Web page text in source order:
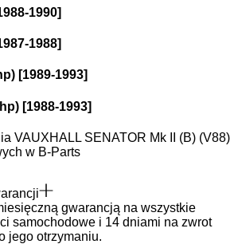
-1990]
-1988]
[1989-1993]
[1988-1993]
VAUXHALL SENATOR Mk II (B) (V88)
w B-Parts
gwarancją na wszystkie
samochodowe i 14 dniami na zwrot
jego otrzymaniu.